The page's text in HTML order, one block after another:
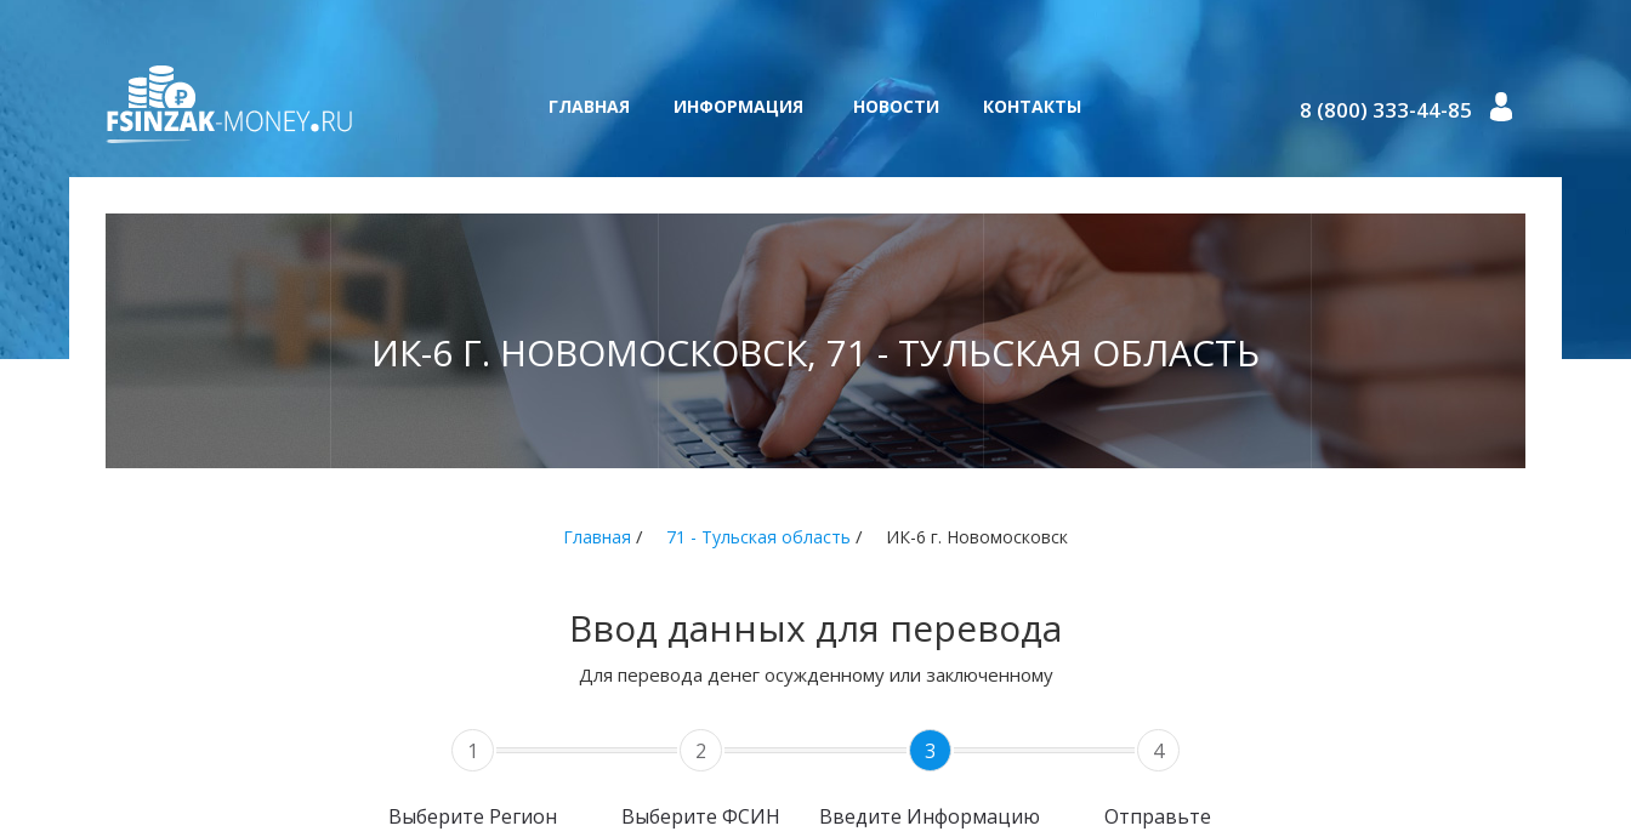
ГЛАВНАЯ ИНФОРМАЦИЯ НОВОСТИ КОНТАКТЫ 8 (800) 333-44-85
ИК-6 Г. НОВОМОСКОВСК, 71 - ТУЛЬСКАЯ ОБЛАСТЬ
Главная / 71 - Тульская область / ИК-6 г. Новомосковск
Ввод данных для перевода
Для перевода денег осужденному или заключенному
1
Выберите Регион
2
Выберите ФСИН
3
Введите Информацию
4
Отправьте